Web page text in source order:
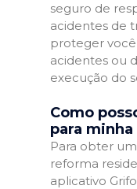
seguro de
acidentes de
proteger você
acidentes ou
execução do
Como
para
Para obter
reforma
aplicativo